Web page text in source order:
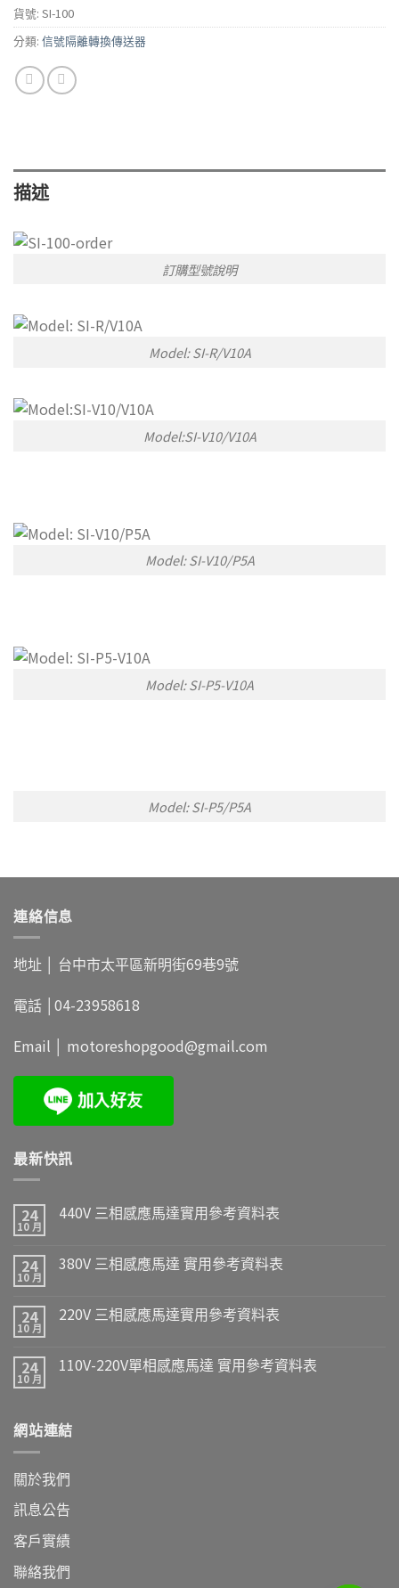
貨號: SI-100
分類: 信號隔離轉換傳送器
描述
訂購型號說明
Model: SI-R/V10A
Model:SI-V10/V10A
Model: SI-V10/P5A
Model: SI-P5-V10A
Model: SI-P5/P5A
連絡信息
地址 │ 台中市太平區新明街69巷9號
電話 │ 04-23958618
Email │ motoreshopgood@gmail.com
最新快訊
24
10 月
440V 三相感應馬達實用參考資料表
24
10 月
380V 三相感應馬達 實用參考資料表
24
10 月
220V 三相感應馬達實用參考資料表
24
10 月
110V-220V單相感應馬達 實用參考資料表
網站連結
關於我們
訊息公告
客戶實績
聯絡我們